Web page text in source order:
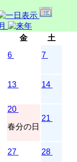
金 土
6 7
13 14
20
春分の日
21
27 28